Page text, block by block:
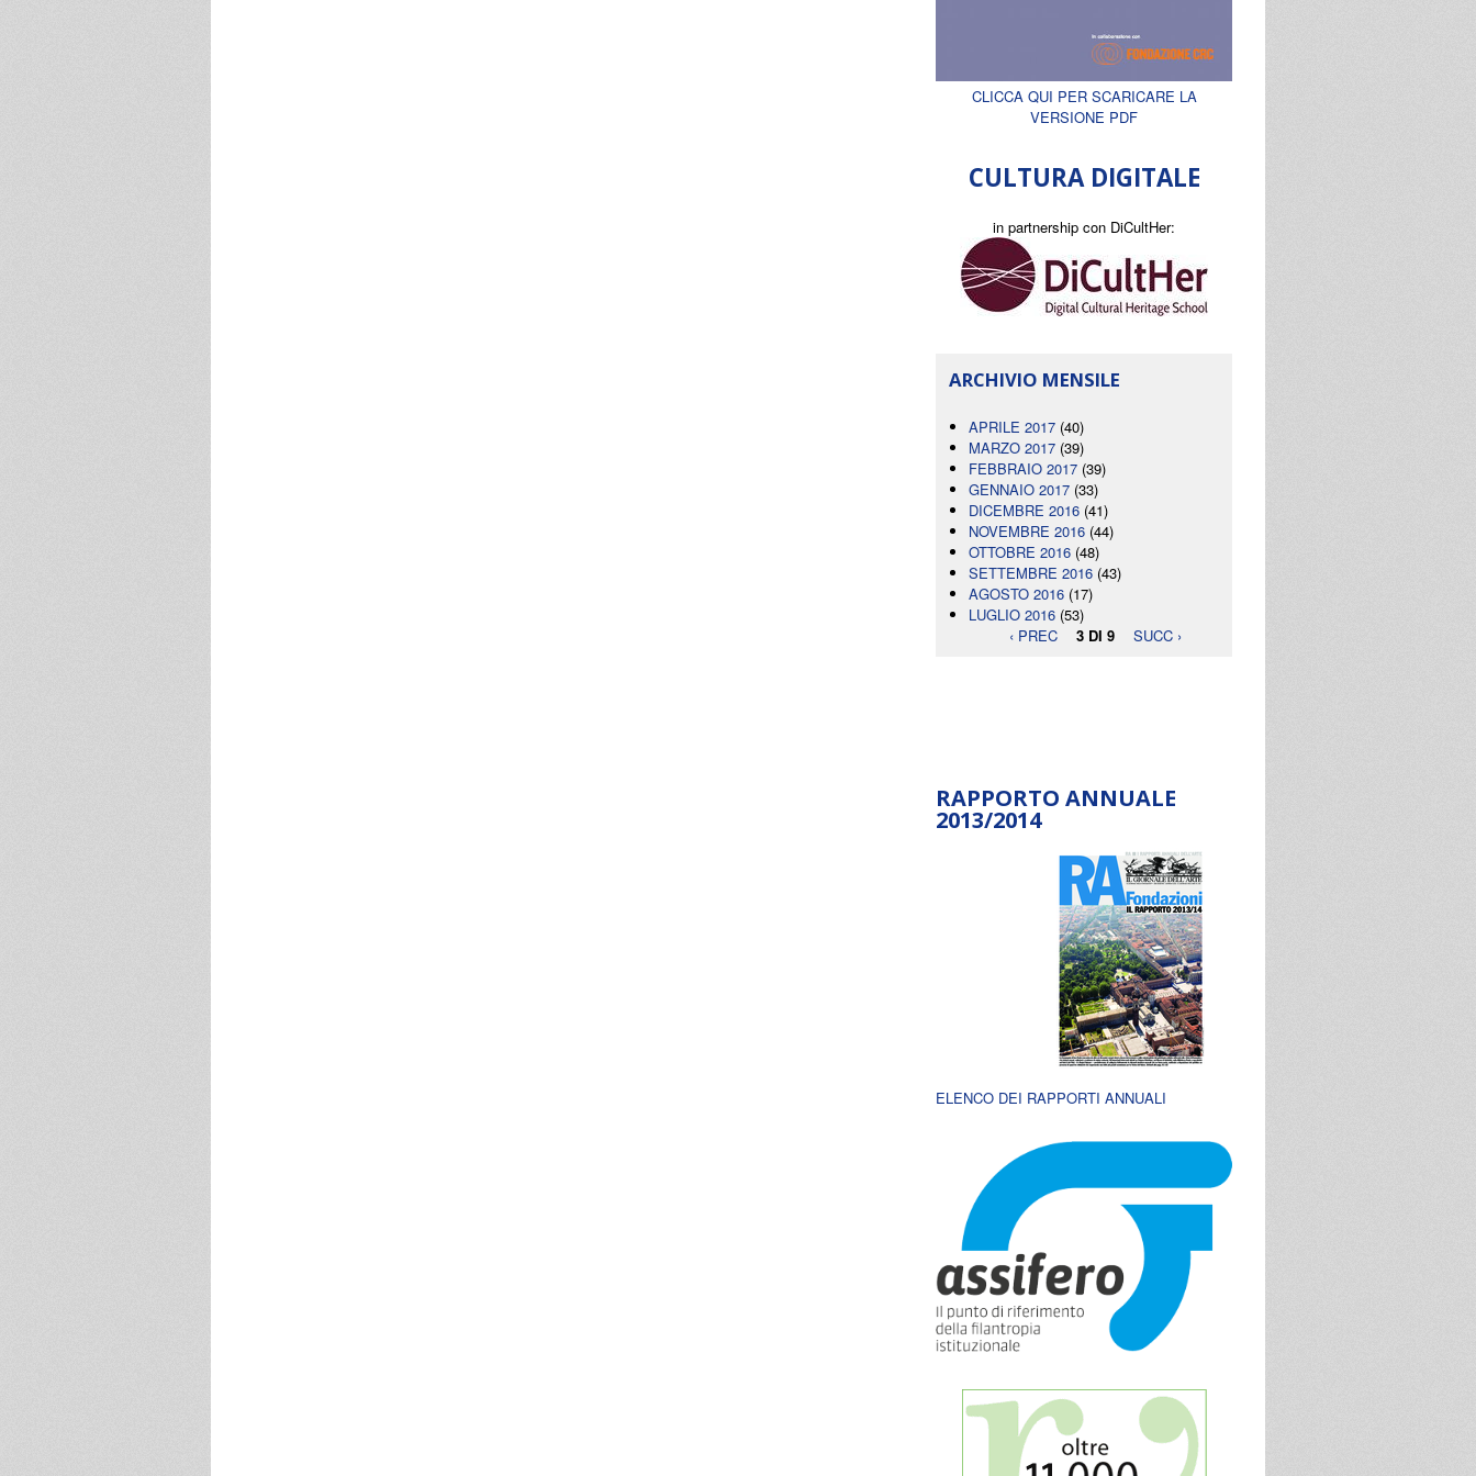
CLICCA QUI PER SCARICARE LA
VERSIONE PDF
CULTURA DIGITALE
in partnership con DiCultHer:
ARCHIVIO MENSILE
APRILE 2017 (40)
MARZO 2017 (39)
FEBBRAIO 2017 (39)
GENNAIO 2017 (33)
DICEMBRE 2016 (41)
NOVEMBRE 2016 (44)
OTTOBRE 2016 (48)
SETTEMBRE 2016 (43)
AGOSTO 2016 (17)
LUGLIO 2016 (53)
‹ PREC
3 DI 9 SUCC ›
RAPPORTO ANNUALE
2013/2014
ELENCO DEI RAPPORTI ANNUALI